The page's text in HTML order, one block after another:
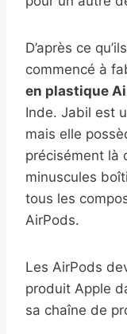
D’après ce
commencé à
en plastique
Inde. Jabil est
mais elle
précisément là
minuscules
tous les
AirPods.
Les AirPods
produit Apple
sa chaîne de